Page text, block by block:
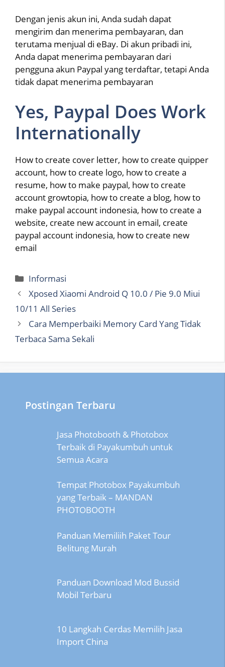
Dengan jenis akun ini, Anda sudah dapat
mengirim dan menerima pembayaran, dan
terutama menjual di eBay. Di akun pribadi ini,
Anda dapat menerima pembayaran dari
pengguna akun Paypal yang terdaftar, tetapi Anda
tidak dapat menerima pembayaran
Yes, Paypal Does Work
Internationally
How to create cover letter, how to create quipper
account, how to create logo, how to create a
resume, how to make paypal, how to create
account growtopia, how to create a blog, how to
make paypal account indonesia, how to create a
website, create new account in email, create
paypal account indonesia, how to create new
email
Categories
Informasi
Xposed Xiaomi Android Q 10.0 / Pie 9.0 Miui
10/11 All Series
Cara Memperbaiki Memory Card Yang Tidak
Terbaca Sama Sekali
Postingan Terbaru
Jasa Photobooth & Photobox
Terbaik di Payakumbuh untuk
Semua Acara
Tempat Photobox Payakumbuh
yang Terbaik – MANDAN
PHOTOBOOTH
Panduan Memiliih Paket Tour
Belitung Murah
Panduan Download Mod Bussid
Mobil Terbaru
10 Langkah Cerdas Memilih Jasa
Import China